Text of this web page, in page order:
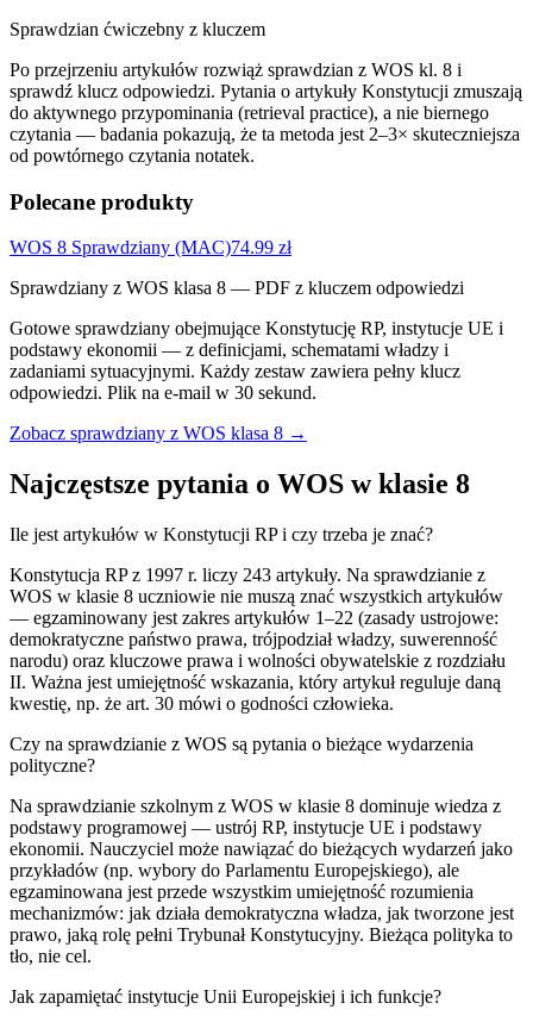
Sprawdzian ćwiczebny z kluczem
Po przejrzeniu artykułów rozwiąż sprawdzian z WOS kl. 8 i
sprawdź klucz odpowiedzi. Pytania o artykuły Konstytucji zmuszają
do aktywnego przypominania (retrieval practice), a nie biernego
czytania — badania pokazują, że ta metoda jest 2–3× skuteczniejsza
od powtórnego czytania notatek.
Polecane produkty
WOS 8 Sprawdziany (MAC)74.99 zł
Sprawdziany z WOS klasa 8 — PDF z kluczem odpowiedzi
Gotowe sprawdziany obejmujące Konstytucję RP, instytucje UE i
podstawy ekonomii — z definicjami, schematami władzy i
zadaniami sytuacyjnymi. Każdy zestaw zawiera pełny klucz
odpowiedzi. Plik na e-mail w 30 sekund.
Zobacz sprawdziany z WOS klasa 8 →
Najczęstsze pytania o WOS w klasie 8
Ile jest artykułów w Konstytucji RP i czy trzeba je znać?
Konstytucja RP z 1997 r. liczy 243 artykuły. Na sprawdzianie z
WOS w klasie 8 uczniowie nie muszą znać wszystkich artykułów
— egzaminowany jest zakres artykułów 1–22 (zasady ustrojowe:
demokratyczne państwo prawa, trójpodział władzy, suwerenność
narodu) oraz kluczowe prawa i wolności obywatelskie z rozdziału
II. Ważna jest umiejętność wskazania, który artykuł reguluje daną
kwestię, np. że art. 30 mówi o godności człowieka.
Czy na sprawdzianie z WOS są pytania o bieżące wydarzenia
polityczne?
Na sprawdzianie szkolnym z WOS w klasie 8 dominuje wiedza z
podstawy programowej — ustrój RP, instytucje UE i podstawy
ekonomii. Nauczyciel może nawiązać do bieżących wydarzeń jako
przykładów (np. wybory do Parlamentu Europejskiego), ale
egzaminowana jest przede wszystkim umiejętność rozumienia
mechanizmów: jak działa demokratyczna władza, jak tworzone jest
prawo, jaką rolę pełni Trybunał Konstytucyjny. Bieżąca polityka to
tło, nie cel.
Jak zapamiętać instytucje Unii Europejskiej i ich funkcje?